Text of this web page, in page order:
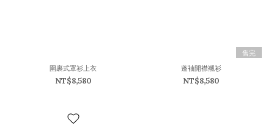
圍裹式罩衫上衣
NT$8,580
售完
蓬袖開襟襯衫
NT$8,580